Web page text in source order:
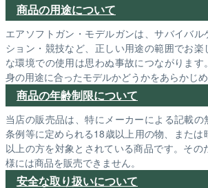
商品の用途について
エアソフトガン・モデルガンは、サバイバル
ション・競技など、正しい用途の範囲でお
な環境での使用は思わぬ事故につながります
身の用途に合ったモデルかどうかをあらかじめ
商品の年齢制限について
当店の販売品は、特にメーカーによる記載
条例等に定められる18歳以上用の物、また
以上の方を対象とされている商品です。その
様には商品を販売できません。
安全な取り扱いについて